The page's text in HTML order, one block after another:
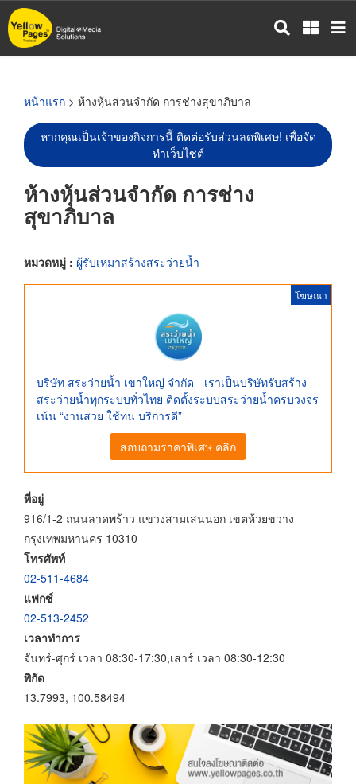
ข้าม
ไป
หน้าแรก > ห้างหุ้นส่วนจำกัด การช่างสุขาภิบาล
หากคุณเป็นเจ้าของกิจการนี้ ติดต่อรับส่วนลดพิเศษ! เพื่อจัด
ทำเว็บไซต์
ห้างหุ้นส่วนจำกัด การช่าง
สุขาภิบาล
หมวดหมู่ : ผู้รับเหมาสร้างสระว่ายน้ำ
โฆษณา
บริษัท สระว่ายน้ำ เขาใหญ่ จำกัด - เราเป็นบริษัทรับสร้าง
สระว่ายน้ำทุกระบบทั่วไทย ติดตั้งระบบสระว่ายน้ำครบวงจร
เน้น “งานสวย ใช้ทน บริการดี”
สอบถามราคาพิเศษ คลิก
ที่อยู่
916/1-2 ถนนลาดพร้าว แขวงสามเสนนอก เขตห้วยขวาง
กรุงเทพมหานคร 10310
โทรศัพท์
02-511-4684
แฟกซ์
02-513-2452
เวลาทำการ
จันทร์-ศุกร์ เวลา 08:30-17:30,เสาร์ เวลา 08:30-12:30
พิกัด
13.7993, 100.58494